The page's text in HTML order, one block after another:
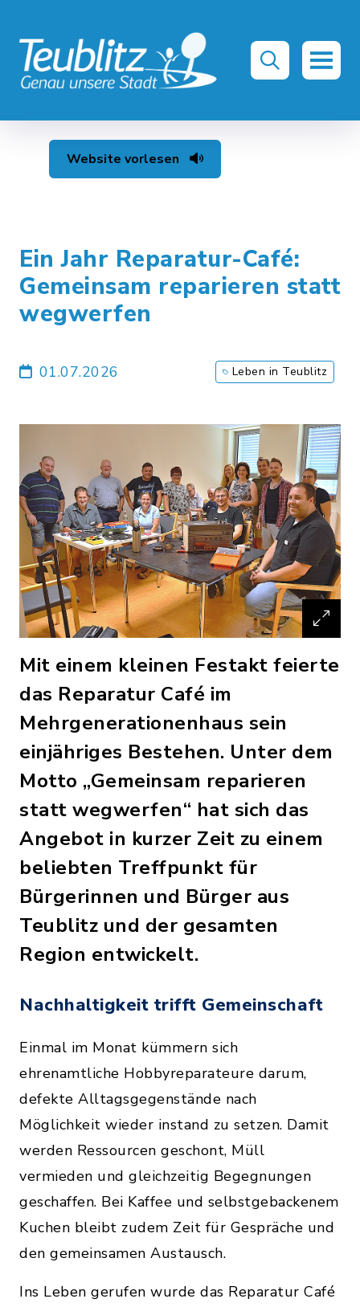
Website vorlesen
Ein Jahr Reparatur-Café:
Gemeinsam reparieren statt
wegwerfen
01.07.2026 Leben in Teublitz
Mit einem kleinen Festakt feierte
das Reparatur Café im
Mehrgenerationenhaus sein
einjähriges Bestehen. Unter dem
Motto „Gemeinsam reparieren
statt wegwerfen“ hat sich das
Angebot in kurzer Zeit zu einem
beliebten Treffpunkt für
Bürgerinnen und Bürger aus
Teublitz und der gesamten
Region entwickelt.
Nachhaltigkeit trifft Gemeinschaft
Einmal im Monat kümmern sich
ehrenamtliche Hobbyreparateure darum,
defekte Alltagsgegenstände nach
Möglichkeit wieder instand zu setzen. Damit
werden Ressourcen geschont, Müll
vermieden und gleichzeitig Begegnungen
geschaffen. Bei Kaffee und selbstgebackenem
Kuchen bleibt zudem Zeit für Gespräche und
den gemeinsamen Austausch.
Ins Leben gerufen wurde das Reparatur Café